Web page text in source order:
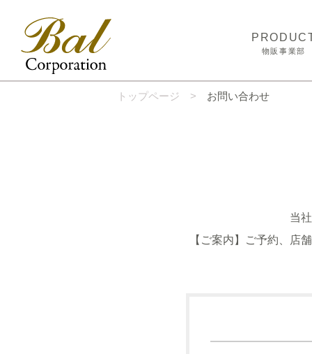
物販事業部
商品開発
トップページ お問い合わせ
当
【ご案内】ご予約、店